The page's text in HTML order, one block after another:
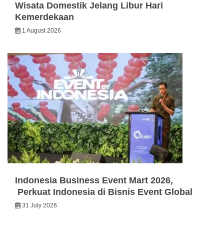
Wisata Domestik Jelang Libur Hari
Kemerdekaan
1 August 2026
Indonesia Business Event Mart 2026,
Perkuat Indonesia di Bisnis Event Global
31 July 2026